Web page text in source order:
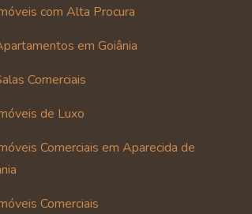
com Alta Procura
em Goiânia
Comerciais
de Luxo
Comerciais em Aparecida de
Comerciais